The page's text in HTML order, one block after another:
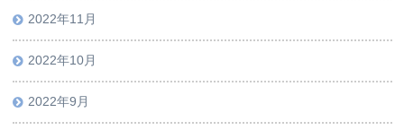
2022年11月
2022年10月
2022年9月